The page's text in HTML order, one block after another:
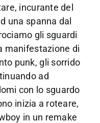
incurante del
una spanna dal
gli sguardi
manifestazione di
punk, gli sorrido
ad
con lo sguardo
inizia a roteare,
in un remake